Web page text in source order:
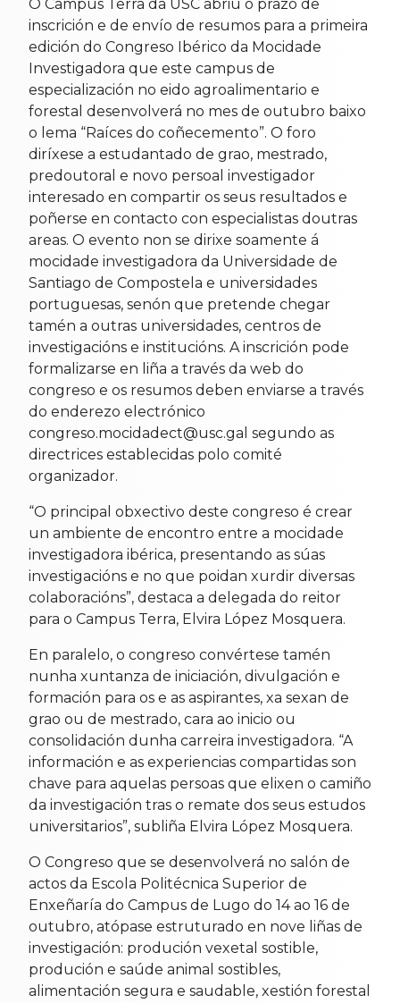
O Campus Terra da USC abriu o prazo de
inscrición e de envío de resumos para a primeira
edición do Congreso Ibérico da Mocidade
Investigadora que este campus de
especialización no eido agroalimentario e
forestal desenvolverá no mes de outubro baixo
o lema “Raíces do coñecemento”. O foro
diríxese a estudantado de grao, mestrado,
predoutoral e novo persoal investigador
interesado en compartir os seus resultados e
poñerse en contacto con especialistas doutras
areas. O evento non se dirixe soamente á
mocidade investigadora da Universidade de
Santiago de Compostela e universidades
portuguesas, senón que pretende chegar
tamén a outras universidades, centros de
investigacións e institucións. A inscrición pode
formalizarse en liña a través da web do
congreso e os resumos deben enviarse a través
do enderezo electrónico
congreso.mocidadect@usc.gal segundo as
directrices establecidas polo comité
organizador.
“O principal obxectivo deste congreso é crear
un ambiente de encontro entre a mocidade
investigadora ibérica, presentando as súas
investigacións e no que poidan xurdir diversas
colaboracións”, destaca a delegada do reitor
para o Campus Terra, Elvira López Mosquera.
En paralelo, o congreso convértese tamén
nunha xuntanza de iniciación, divulgación e
formación para os e as aspirantes, xa sexan de
grao ou de mestrado, cara ao inicio ou
consolidación dunha carreira investigadora. “A
información e as experiencias compartidas son
chave para aquelas persoas que elixen o camiño
da investigación tras o remate dos seus estudos
universitarios”, subliña Elvira López Mosquera.
O Congreso que se desenvolverá no salón de
actos da Escola Politécnica Superior de
Enxeñaría do Campus de Lugo do 14 ao 16 de
outubro, atópase estruturado en nove liñas de
investigación: produción vexetal sostible,
produción e saúde animal sostibles,
alimentación segura e saudable, xestión forestal